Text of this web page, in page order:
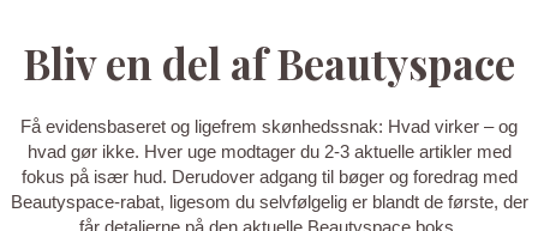
Bliv en del af Beautyspace
Få evidensbaseret og ligefrem skønhedssnak: Hvad virker – og
hvad gør ikke. Hver uge modtager du 2-3 aktuelle artikler med
fokus på især hud. Derudover adgang til bøger og foredrag med
Beautyspace-rabat, ligesom du selvfølgelig er blandt de første, der